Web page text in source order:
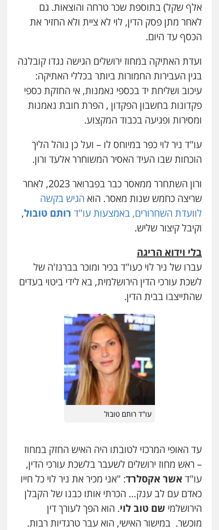
אלף שקל) בתוספת שכר טרחה והוצאות. גם
לאחר מתן פסק הדין, לוי לא ציית ולא החזיר את
הכסף עד היום.
ועדת האתיקה במחוז ירושלים הגישה נגדו קובלנה
בגין העבירות החמורות ביותר בכללי האתיקה:
עיכוב ושליחת יד בכספי נאמנות, אי החזקת כספי
פקדונות בחשבון הפקדון , הפרת חובת נאמנות
ומסירות ופגיעה בכבוד המקצוע.
עו"ד ניר לוי כפר במיוחס לו – ועל כן נוהל הליך
הוכחות שבו העיד האסיר המשוחרר אלעד ורון.
ורון השתחרר ממאסר כבר בפברואר 2023, לאחר
שריצה כחמש שנות מאסר. הוא הגיש בקשה
לוועדת השחרורים, באמצעותעו"ד רותם טובול,
וקיבל קיצור שליש.
בלי וידוא הריגה
עברו של ניר לוי כעו"ד בכיר ומוכר בברנז'ה של
לשכת עורכי הדין הירושלמית, בא לידי ביטוי בעדים
שהתייצבו בבית הדין.
עו"ד רותם טובול
עד האופי המרכזי לטובתו היה האיש החזק במחוז
– ראש מחוז ירושלים לשעבר בלשכת עורכי הדין,
עו"ד אשר אקסלרד: "אני מכיר את ניר לוי כל חייו
כאדם עם לב ענק… הכרתי אותו כבנו של הקבלן
הירושלמי שם טוב לוי. הוא הפך לעורך דין
מוכשר. במישור האישי, הוא עבר טרגדיות רבות.